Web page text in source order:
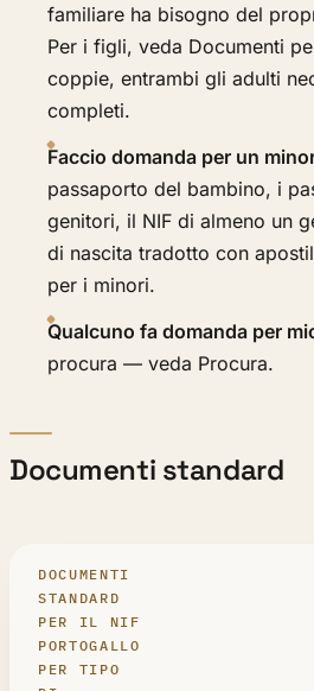
familiare ha bisogno del
Per i figli, veda Documenti
coppie, entrambi gli adulti
completi.
Faccio domanda per un
passaporto del bambino, i
genitori, il NIF di almeno un
di nascita tradotto con
per i minori.
Qualcuno fa domanda per
procura — veda Procura.
Documenti standard
DOCUMENTI
STANDARD
PER IL NIF
PORTOGALLO
PER TIPO